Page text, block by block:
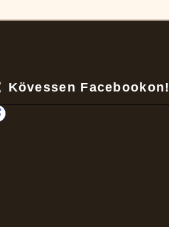
Kövessen Facebookon!